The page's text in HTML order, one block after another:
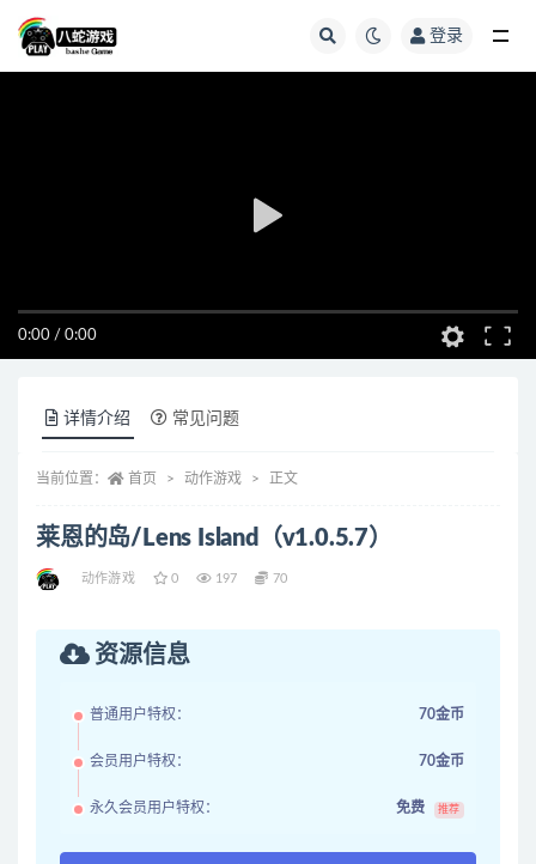
登录
0:00 / 0:00
详情介绍 常见问题
当前位置： 首页 动作游戏 正文
莱恩的岛/Lens Island（v1.0.5.7）
动作游戏 0 197 70
资源信息
普通用户特权： 70金币
会员用户特权： 70金币
永久会员用户特权： 免费 推荐